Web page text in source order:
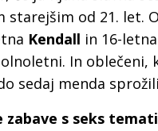
starejšim od 21. let.
Kendall in 16-
In
sedaj menda
zabave s seks